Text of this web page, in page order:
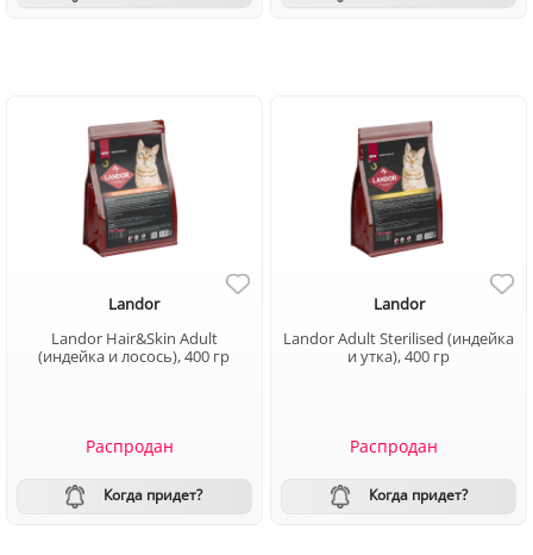
Landor
Landor Hair&Skin Adult
(индейка и лосось), 400 гр
Распродан
Когда придет?
Landor
Landor Adult Sterilised (индейка
и утка), 400 гр
Распродан
Когда придет?